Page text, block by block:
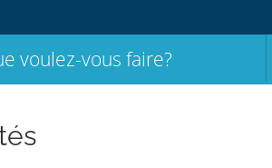
voulez-vous faire?